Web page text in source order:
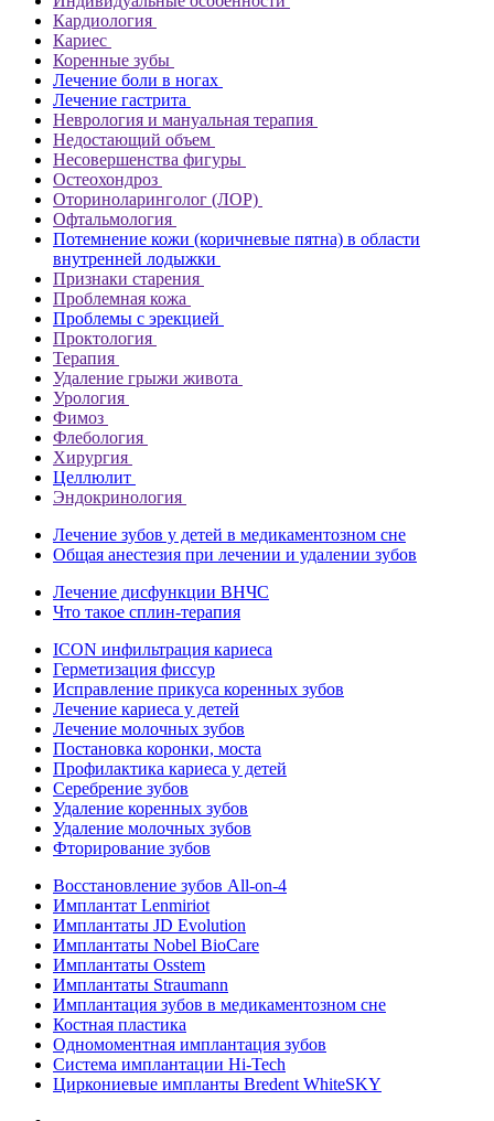
Кардиология
Кариес
Коренные зубы
Лечение боли в ногах
Лечение гастрита
Неврология и мануальная терапия
Недостающий объем
Несовершенства фигуры
Остеохондроз
Оториноларинголог (ЛОР)
Офтальмология
Потемнение кожи (коричневые пятна) в области
внутренней лодыжки
Признаки старения
Проблемная кожа
Проблемы с эрекцией
Проктология
Терапия
Удаление грыжи живота
Урология
Фимоз
Флебология
Хирургия
Целлюлит
Эндокринология
Лечение зубов у детей в медикаментозном сне
Общая анестезия при лечении и удалении зубов
Лечение дисфункции ВНЧС
Что такое сплин-терапия
ICON инфильтрация кариеса
Герметизация фиссур
Исправление прикуса коренных зубов
Лечение кариеса у детей
Лечение молочных зубов
Постановка коронки, моста
Профилактика кариеса у детей
Серебрение зубов
Удаление коренных зубов
Удаление молочных зубов
Фторирование зубов
Восстановление зубов All‑on‑4
Имплантат Lenmiriot
Имплантаты JD Evolution
Имплантаты Nobel BioСare
Имплантаты Osstem
Имплантаты Straumann
Имплантация зубов в медикаментозном сне
Костная пластика
Одномоментная имплантация зубов
Система имплантации Hi-Tech
Циркониевые импланты Bredent WhiteSKY